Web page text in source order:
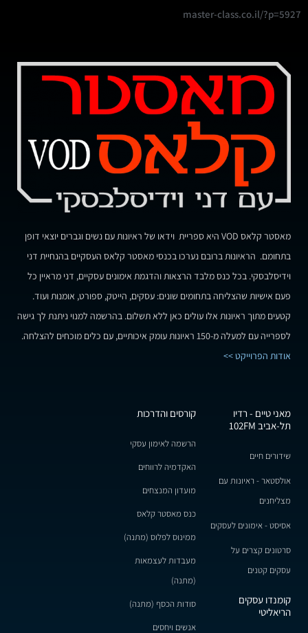
master-class.co.il/?p=5927
מאסטר קלאס VOD היא ספריית וידאו של ראיונות עם נשים וגברים יוצאי דופן
בתחומם. הראיונות ברובם נערכו בכנסי מאסטר קלאס העסקיים בהנחיית דני
וידיסלבסקי. בכל כנס מלבד הרצאות והדגמת אימונים עסקיים, דני מראיין כל
פעם אישיות שהצליחה בתחומים שונים: עסקים, הייטק, ספורט, אומנות ועוד.
קטעים מתוך ראיונות אלו עולים כאן ללא תשלום. בהרשמה למנוי ניתנת לך גישה
לספרייה עם למעלה מ-150 ראיונות עומק איכותיים, עם כלים מוכחים להצלחה.
אודות הפרוייקט >>
מאני טיים - רדיו
תל-אביב 102FM
שידורים חיים
אולסטאר - ראיונות עם
מצליחנים
אסיסט - אימונים לעסקים
סרטונים קצרים על
עסקים קטנים
קומנדו עסקים
הריאליטי
קורסים והדרכות
הרשמה לאימון עסקי
האקדמיה לרווחים
מועדון המנצחים
כנס מאסטר קלאס
ממינוס לפלוס (מתנה)
מעבדות לעצמאות
(מתנה)
סודות הכסף (מתנה)
אנשים ויחסים